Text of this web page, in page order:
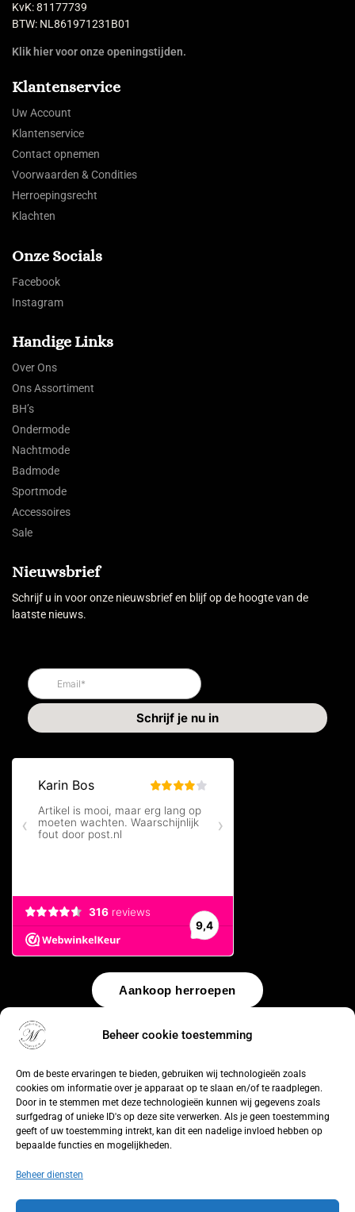
Beheer cookie toestemming
Om de beste ervaringen te bieden, gebruiken wij technologieën zoals
cookies om informatie over je apparaat op te slaan en/of te raadplegen.
Door in te stemmen met deze technologieën kunnen wij gegevens zoals
surfgedrag of unieke ID's op deze site verwerken. Als je geen toestemming
geeft of uw toestemming intrekt, kan dit een nadelige invloed hebben op
bepaalde functies en mogelijkheden.
Beheer diensten
KvK: 81177739
BTW: NL861971231B01
Klik hier voor onze openingstijden.
Klantenservice
Uw Account
Klantenservice
Contact opnemen
Voorwaarden & Condities
Herroepingsrecht
Klachten
Onze Socials
Facebook
Instagram
Handige Links
Over Ons
Ons Assortiment
BH’s
Ondermode
Nachtmode
Badmode
Sportmode
Accessoires
Sale
Nieuwsbrief
Schrijf u in voor onze nieuwsbrief en blijf op de hoogte van de
laatste nieuws.
Aankoop herroepen
© 2026 by WebUnlimited–Algemene voorwaarden